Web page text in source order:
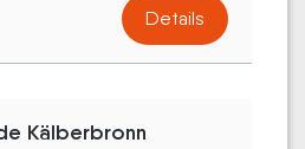
Details
Kälberbronn